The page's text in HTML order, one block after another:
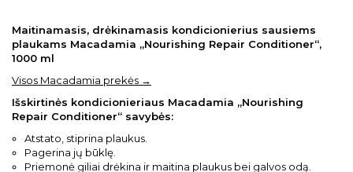
Maitinamasis, drėkinamasis kondicionierius sausiems
plaukams Macadamia „Nourishing Repair Conditioner“,
1000 ml
Visos Macadamia prekės →
Išskirtinės kondicionieriaus Macadamia „Nourishing
Repair Conditioner“ savybės:
Atstato, stiprina plaukus.
Pagerina jų būklę.
Priemonė giliai drėkina ir maitina plaukus bei galvos odą.